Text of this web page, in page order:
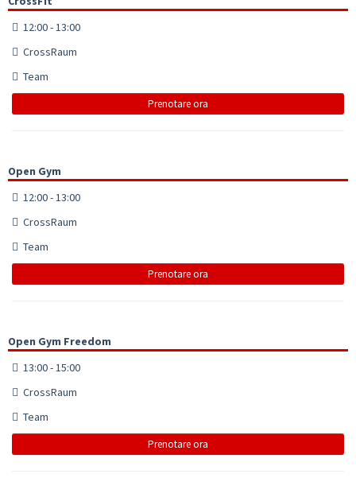
12:00 - 13:00
CrossRaum
Team
Prenotare ora
Open Gym
12:00 - 13:00
CrossRaum
Team
Prenotare ora
Open Gym Freedom
13:00 - 15:00
CrossRaum
Team
Prenotare ora